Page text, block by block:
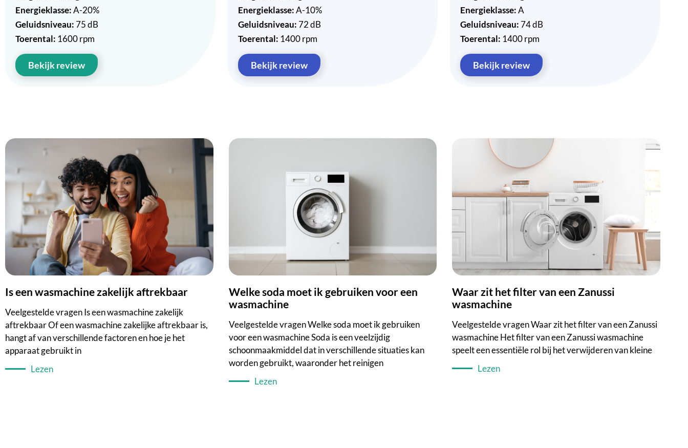
Energieklasse:A-20%
Geluidsniveau: 75 dB
Toerental: 1600 rpm
Bekijk review
Energieklasse:A-10%
Geluidsniveau: 72 dB
Toerental: 1400 rpm
Bekijk review
Energieklasse:A
Geluidsniveau: 74 dB
Toerental: 1400 rpm
Bekijk review
Is een wasmachine zakelijk aftrekbaar
Veelgestelde vragen Is een wasmachine zakelijk
aftrekbaar Of een wasmachine zakelijke aftrekbaar is,
hangt af van verschillende factoren en hoe je het
apparaat gebruikt in
Lezen
Welke soda moet ik gebruiken voor een
wasmachine
Veelgestelde vragen Welke soda moet ik gebruiken
voor een wasmachine Soda is een veelzijdig
schoonmaakmiddel dat in verschillende situaties kan
worden gebruikt, waaronder het reinigen
Lezen
Waar zit het filter van een Zanussi
wasmachine
Veelgestelde vragen Waar zit het filter van een Zanussi
wasmachine Het filter van een Zanussi wasmachine
speelt een essentiële rol bij het verwijderen van kleine
Lezen